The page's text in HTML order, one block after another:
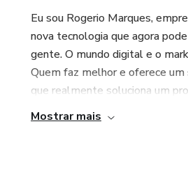
Eu sou Rogerio Marques,
nova tecnologia que agora
gente. O mundo digital e o
Quem faz melhor e oferece
que realmente soluciona um
Mostrar mais